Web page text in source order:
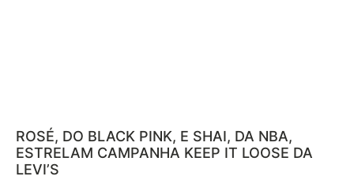
ROSÉ, DO BLACK PINK, E SHAI, DA NBA,
ESTRELAM CAMPANHA KEEP IT LOOSE DA
LEVI’S